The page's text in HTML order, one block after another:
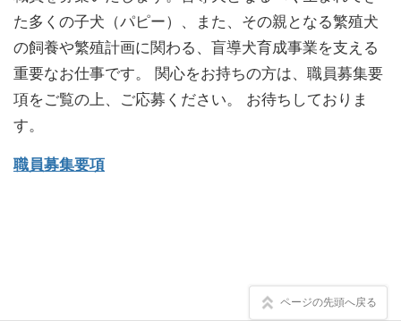
職員募集について
サイトマップ
個人情報保護方針
た多くの子犬（パピー）、また、その親となる繁殖犬
の飼養や繁殖計画に関わる、盲導犬育成事業を支える
重要なお仕事です。 関心をお持ちの方は、職員募集要
項をご覧の上、ご応募ください。 お待ちしておりま
す。
職員募集要項
ページの先頭へ戻る